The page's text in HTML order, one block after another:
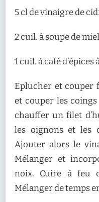
5 cl de vinaigre de
2 cuil. à soupe de
1 cuil. à café d’épices
Eplucher et couper
et couper les coings
chauffer un filet
les oignons et les
Ajouter alors le
Mélanger et
noix. Cuire à feu
Mélanger de temps